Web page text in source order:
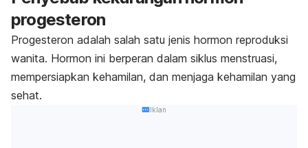
progesteron
Progesteron adalah salah satu jenis hormon reproduksi
wanita. Hormon ini berperan dalam siklus menstruasi,
mempersiapkan kehamilan, dan menjaga kehamilan yang
sehat.
Iklan